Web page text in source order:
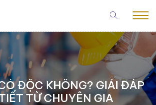
ĐỘC KHÔNG? GIẢI ĐÁP
TỪ CHUYÊN GIA